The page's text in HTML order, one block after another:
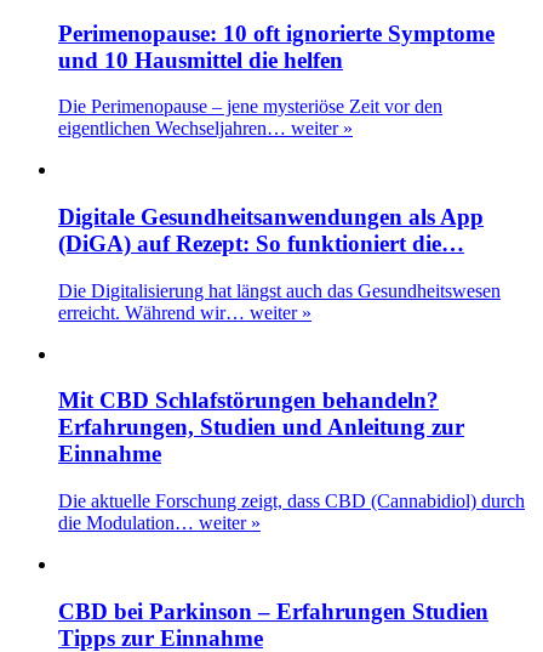
Perimenopause: 10 oft ignorierte Symptome
und 10 Hausmittel die helfen
Die Perimenopause – jene mysteriöse Zeit vor den
eigentlichen Wechseljahren… weiter »
Digitale Gesundheitsanwendungen als App
(DiGA) auf Rezept: So funktioniert die…
Die Digitalisierung hat längst auch das Gesundheitswesen
erreicht. Während wir… weiter »
Mit CBD Schlafstörungen behandeln?
Erfahrungen, Studien und Anleitung zur
Einnahme
Die aktuelle Forschung zeigt, dass CBD (Cannabidiol) durch
die Modulation… weiter »
CBD bei Parkinson – Erfahrungen Studien
Tipps zur Einnahme